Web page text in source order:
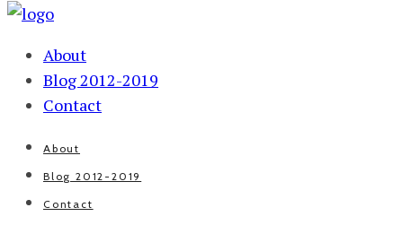
About
Blog 2012-2019
Contact
About
Blog 2012-2019
Contact